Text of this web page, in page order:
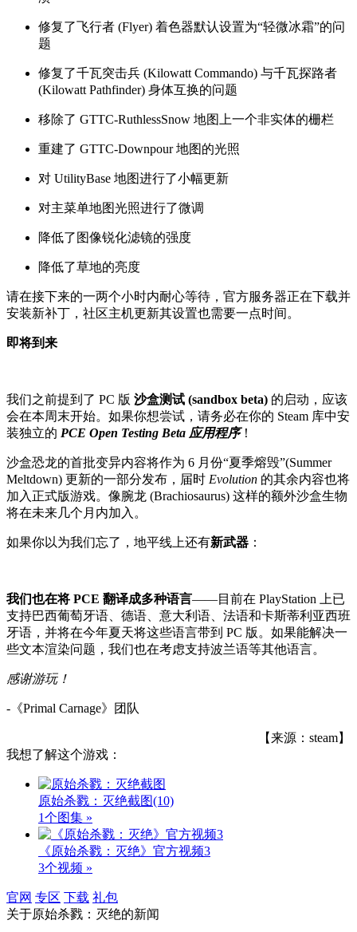
修复了飞行者 (Flyer) 着色器默认设置为“轻微冰霜”的问
题
修复了千瓦突击兵 (Kilowatt Commando) 与千瓦探路者
(Kilowatt Pathfinder) 身体互换的问题
移除了 GTTC-RuthlessSnow 地图上一个非实体的栅栏
重建了 GTTC-Downpour 地图的光照
对 UtilityBase 地图进行了小幅更新
对主菜单地图光照进行了微调
降低了图像锐化滤镜的强度
降低了草地的亮度
请在接下来的一两个小时内耐心等待，官方服务器正在下载并
安装新补丁，社区主机更新其设置也需要一点时间。
即将到来
我们之前提到了 PC 版 沙盒测试 (sandbox beta) 的启动，应该
会在本周末开始。如果你想尝试，请务必在你的 Steam 库中安
装独立的 PCE Open Testing Beta 应用程序！
沙盒恐龙的首批变异内容将作为 6 月份“夏季熔毁”(Summer
Meltdown) 更新的一部分发布，届时 Evolution 的其余内容也将
加入正式版游戏。像腕龙 (Brachiosaurus) 这样的额外沙盒生物
将在未来几个月内加入。
如果你以为我们忘了，地平线上还有新武器 ：
我们也在将 PCE 翻译成多种语言——目前在 PlayStation 上已
支持巴西葡萄牙语、德语、意大利语、法语和卡斯蒂利亚西班
牙语，并将在今年夏天将这些语言带到 PC 版。如果能解决一
些文本渲染问题，我们也在考虑支持波兰语等其他语言。
感谢游玩！
-《Primal Carnage》团队
【来源：steam】
我想了解这个游戏：
原始杀戮：灭绝截图(10)
1个图集 »
《原始杀戮：灭绝》官方视频3
3个视频 »
官网 专区 下载 礼包
关于原始杀戮：灭绝的新闻